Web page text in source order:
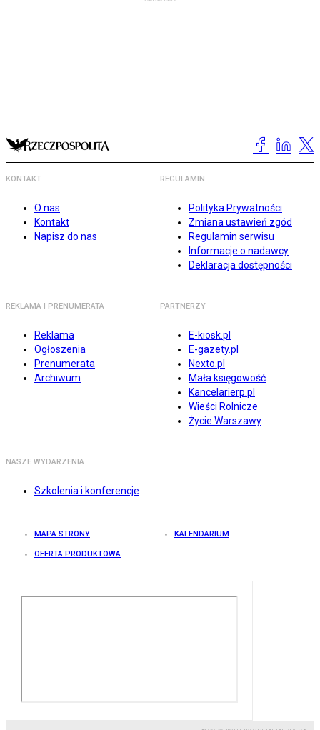
KONTAKT
O nas
Kontakt
Napisz do nas
REGULAMIN
Polityka Prywatności
Zmiana ustawień zgód
Regulamin serwisu
Informacje o nadawcy
Deklaracja dostępności
REKLAMA I PRENUMERATA
Reklama
Ogłoszenia
Prenumerata
Archiwum
PARTNERZY
E-kiosk.pl
E-gazety.pl
Nexto.pl
Mała księgowość
Kancelarierp.pl
Wieści Rolnicze
Życie Warszawy
NASZE WYDARZENIA
Szkolenia i konferencje
MAPA STRONY KALENDARIUM
OFERTA PRODUKTOWA